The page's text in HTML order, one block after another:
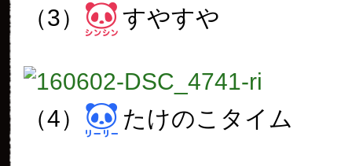
（3） すやすや
（4） たけのこタイム